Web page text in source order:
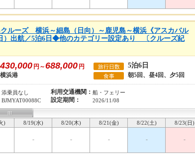
クルーズ 横浜～細島（日向）～鹿児島～横浜《アスカバル
）出航／5泊6日◆他のカテゴリー設定あり 〔クルーズ紀
430,000 円～688,000 円 旅行日数 5泊6日
横浜港 食事 朝5回、昼4回、夕5回
添乗員なし 利用交通機関： 船・フェリー
BJMYAT00088C 設定期間： 2026/11/08
) 8/19(水) 8/20(木) 8/21(金) 8/22(土) 8/23(日)
- - - - -